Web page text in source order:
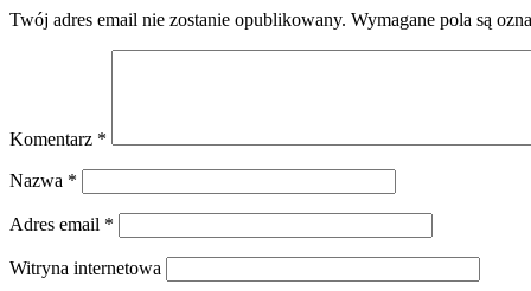
Twój adres email nie zostanie opublikowany. Wymagane pola są
Komentarz *
Nazwa *
Adres email *
Witryna internetowa